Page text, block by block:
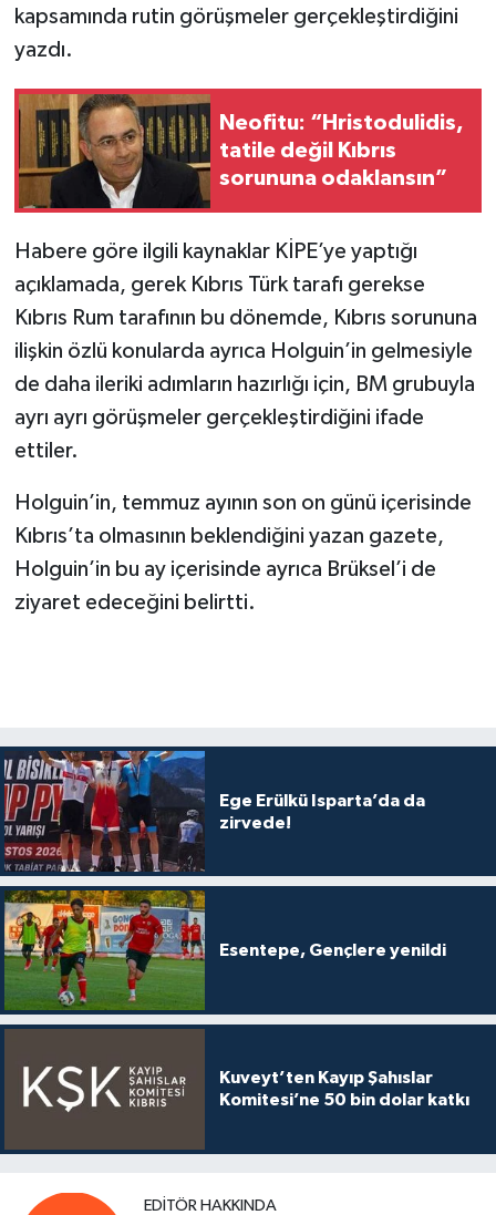
kapsamında rutin görüşmeler gerçekleştirdiğini
yazdı.
Neofitu: “Hristodulidis,
tatile değil Kıbrıs
sorununa odaklansın”
Habere göre ilgili kaynaklar KİPE’ye yaptığı
açıklamada, gerek Kıbrıs Türk tarafı gerekse
Kıbrıs Rum tarafının bu dönemde, Kıbrıs sorununa
ilişkin özlü konularda ayrıca Holguin’in gelmesiyle
de daha ileriki adımların hazırlığı için, BM grubuyla
ayrı ayrı görüşmeler gerçekleştirdiğini ifade
ettiler.
Holguin’in, temmuz ayının son on günü içerisinde
Kıbrıs’ta olmasının beklendiğini yazan gazete,
Holguin’in bu ay içerisinde ayrıca Brüksel’i de
ziyaret edeceğini belirtti.
Ege Erülkü Isparta’da da
zirvede!
Esentepe, Gençlere yenildi
Kuveyt’ten Kayıp Şahıslar
Komitesi’ne 50 bin dolar katkı
EDITÖR HAKKINDA